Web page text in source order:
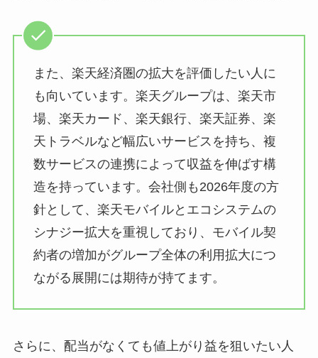
また、楽天経済圏の拡大を評価したい人に
も向いています。楽天グループは、楽天市
場、楽天カード、楽天銀行、楽天証券、楽
天トラベルなど幅広いサービスを持ち、複
数サービスの連携によって収益を伸ばす構
造を持っています。会社側も2026年度の方
針として、楽天モバイルとエコシステムの
シナジー拡大を重視しており、モバイル契
約者の増加がグループ全体の利用拡大につ
ながる展開には期待が持てます。
さらに、配当がなくても値上がり益を狙いたい人